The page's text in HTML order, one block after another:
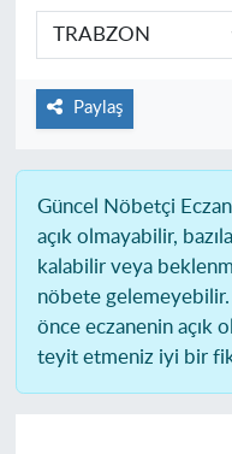
Paylaş
Güncel Nöbetçi
açık olmayabilir,
kalabilir veya
nöbete gelemeyebilir.
önce eczanenin açık
teyit etmeniz iyi bir